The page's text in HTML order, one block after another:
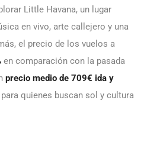
Little Havana, un lugar
en vivo, arte callejero y una
el precio de los vuelos a
en comparación con la pasada
precio medio de 709€ ida y
para quienes buscan sol y cultura